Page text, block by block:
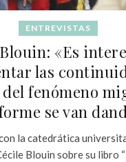
ENTREVISTAS
«Es
las
fenómeno
se van
la catedrática
Blouin sobre su libro